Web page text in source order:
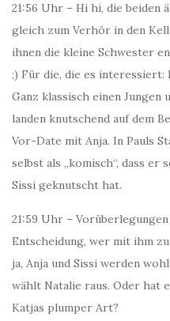
21:56 Uhr – Hi hi, die beiden
gleich zum Verhör in den
ihnen die kleine Schwester
;) Für die, die es interessiert:
Ganz klassisch einen Jungen
landen knutschend auf dem
Vor-Date mit Anja. In Pauls
selbst als „komisch“, dass er
Sissi geknutscht hat.
21:59 Uhr –
Entscheidung, wer mit ihm
ja, Anja und Sissi werden
wählt Natalie raus. Oder hat
Katjas plumper Art?